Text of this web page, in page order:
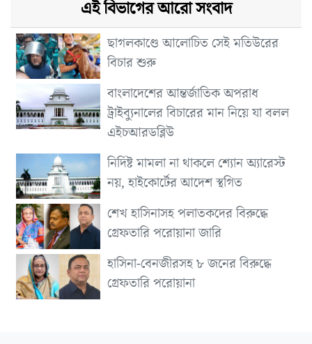
এই বিভাগের আরো সংবাদ
ছাগলকাণ্ডে আলোচিত সেই মতিউরের
বিচার শুরু
বাংলাদেশের আন্তর্জাতিক অপরাধ
ট্রাইব্যুনালের বিচারের মান নিয়ে যা বলল
এইচআরডব্লিউ
নির্দিষ্ট মামলা না থাকলে শ্যোন অ্যারেস্ট
নয়, হাইকোর্টের আদেশ স্থগিত
শেখ হাসিনাসহ পলাতকদের বিরুদ্ধে
গ্রেফতারি পরোয়ানা জারি
হাসিনা-বেনজীরসহ ৮ জনের বিরুদ্ধে
গ্রেফতারি পরোয়ানা